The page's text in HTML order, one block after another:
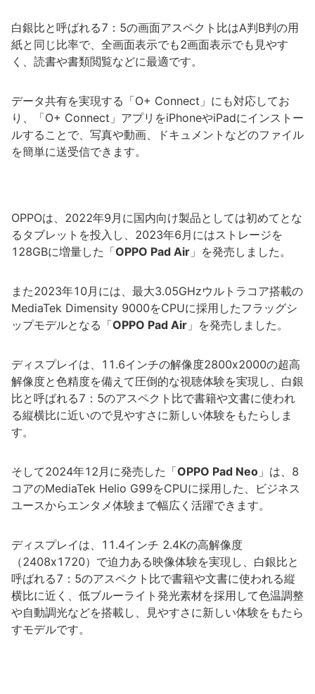
白銀比と呼ばれる7：5の画面アスペクト比はA判B判の用
紙と同じ比率で、全画面表示でも2画面表示でも見やす
く、読書や書類閲覧などに最適です。
データ共有を実現する「O+ Connect」にも対応してお
り、「O+ Connect」アプリをiPhoneやiPadにインストー
ルすることで、写真や動画、ドキュメントなどのファイル
を簡単に送受信できます。
OPPOは、2022年9月に国内向け製品としては初めてとな
るタブレットを投入し、2023年6月にはストレージを
128GBに増量した「OPPO Pad Air 」を発売しました。
また2023年10月には、最大3.05GHzウルトラコア搭載の
MediaTek Dimensity 9000をCPUに採用したフラッグシ
ップモデルとなる「OPPO Pad Air 」を発売しました。
ディスプレイは、11.6インチの解像度2800x2000の超高
解像度と色精度を備えて圧倒的な視聴体験を実現し、白銀
比と呼ばれる7：5のアスペクト比で書籍や文書に使われ
る縦横比に近いので見やすさに新しい体験をもたらしま
す。
そして2024年12月に発売した「OPPO Pad Neo 」は、8
コアのMediaTek Helio G99をCPUに採用した、ビジネス
ユースからエンタメ体験まで幅広く活躍できます。
ディスプレイは、11.4インチ 2.4Kの高解像度
（2408x1720）で迫力ある映像体験を実現し、白銀比と
呼ばれる7：5のアスペクト比で書籍や文書に使われる縦
横比に近く、低ブルーライト発光素材を採用して色温調整
や自動調光などを搭載し、見やすさに新しい体験をもたら
すモデルです。